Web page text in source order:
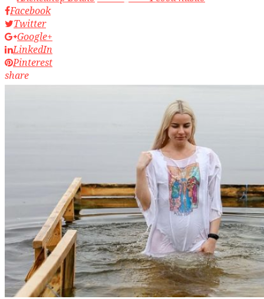
Facebook
Twitter
Google+
LinkedIn
Pinterest
share